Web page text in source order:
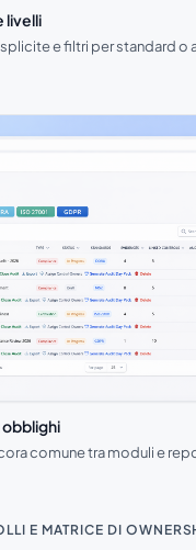
livelli
e filtri per standard o
comune tra moduli e
E MATRICE DI